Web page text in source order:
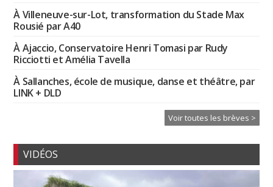
À Villeneuve-sur-Lot, transformation du Stade Max
Rousié par A40
À Ajaccio, Conservatoire Henri Tomasi par Rudy
Ricciotti et Amélia Tavella
À Sallanches, école de musique, danse et théâtre, par
LINK + DLD
Voir toutes les brèves >
VIDÉOS